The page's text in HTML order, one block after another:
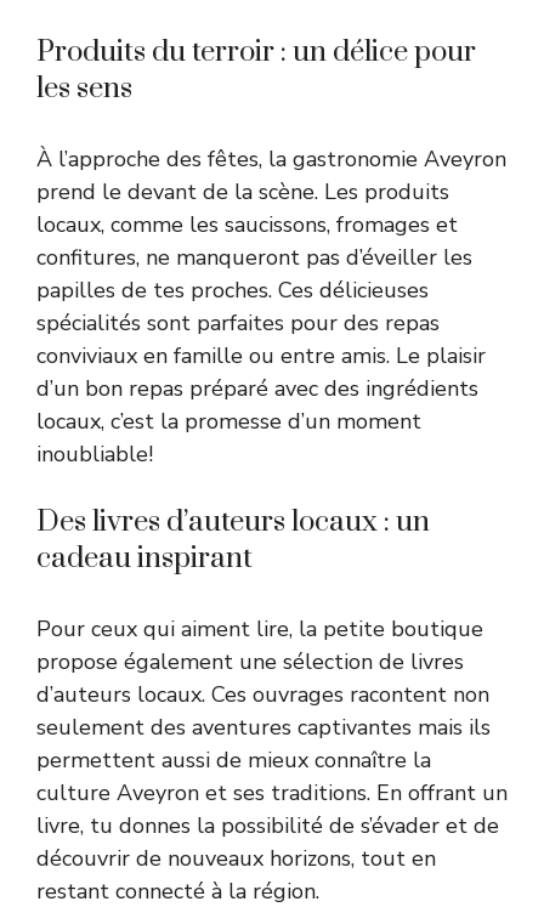
Produits du terroir : un délice pour
les sens
À l’approche des fêtes, la gastronomie Aveyron
prend le devant de la scène. Les produits
locaux, comme les saucissons, fromages et
confitures, ne manqueront pas d’éveiller les
papilles de tes proches. Ces délicieuses
spécialités sont parfaites pour des repas
conviviaux en famille ou entre amis. Le plaisir
d’un bon repas préparé avec des ingrédients
locaux, c’est la promesse d’un moment
inoubliable!
Des livres d’auteurs locaux : un
cadeau inspirant
Pour ceux qui aiment lire, la petite boutique
propose également une sélection de livres
d’auteurs locaux. Ces ouvrages racontent non
seulement des aventures captivantes mais ils
permettent aussi de mieux connaître la
culture Aveyron et ses traditions. En offrant un
livre, tu donnes la possibilité de s’évader et de
découvrir de nouveaux horizons, tout en
restant connecté à la région.